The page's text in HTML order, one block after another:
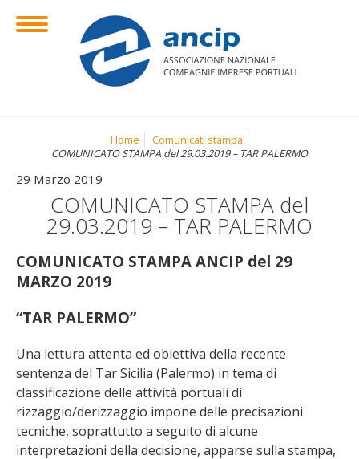
Home
Comunicati stampa
COMUNICATO STAMPA del 29.03.2019 – TAR PALERMO
29 Marzo 2019
COMUNICATO STAMPA del
29.03.2019 – TAR PALERMO
COMUNICATO STAMPA ANCIP del 29
MARZO 2019
“TAR PALERMO”
Una lettura attenta ed obiettiva della recente
sentenza del Tar Sicilia (Palermo) in tema di
classificazione delle attività portuali di
rizzaggio/derizzaggio impone delle precisazioni
tecniche, soprattutto a seguito di alcune
interpretazioni della decisione, apparse sulla stampa,